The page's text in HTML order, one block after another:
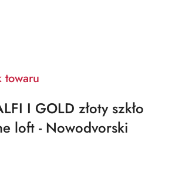
towaru
I GOLD złoty szkło
loft - Nowodvorski